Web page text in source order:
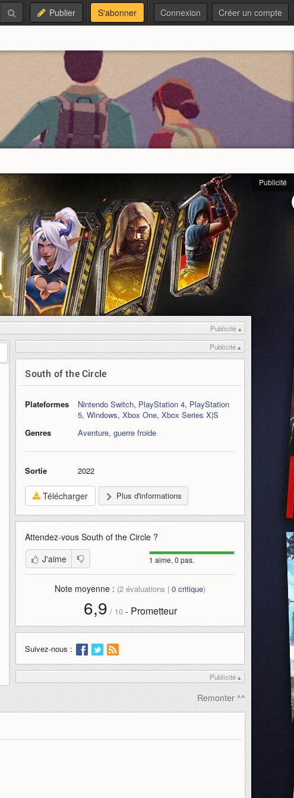
Publier S'abonner Connexion Créer un compte
Publicité
Publicité ▴
Publicité ▴
South of the Circle
Plateformes Nintendo Switch, PlayStation 4, PlayStation
5,Windows,Xbox One,Xbox Series X|S
Genres
Aventure,guerre froide
Sortie 2022
Télécharger Plus d'informations
Attendez-vousSouth of the Circle ?
1 aime, 0 pas.
J'aime
Note moyenne : (2 évaluations |0 critique)
6,9 / 10- Prometteur
Suivez-nous :
Publicité ▴
Remonter ^^